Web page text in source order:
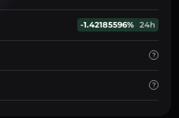
-1.42185596% 24h